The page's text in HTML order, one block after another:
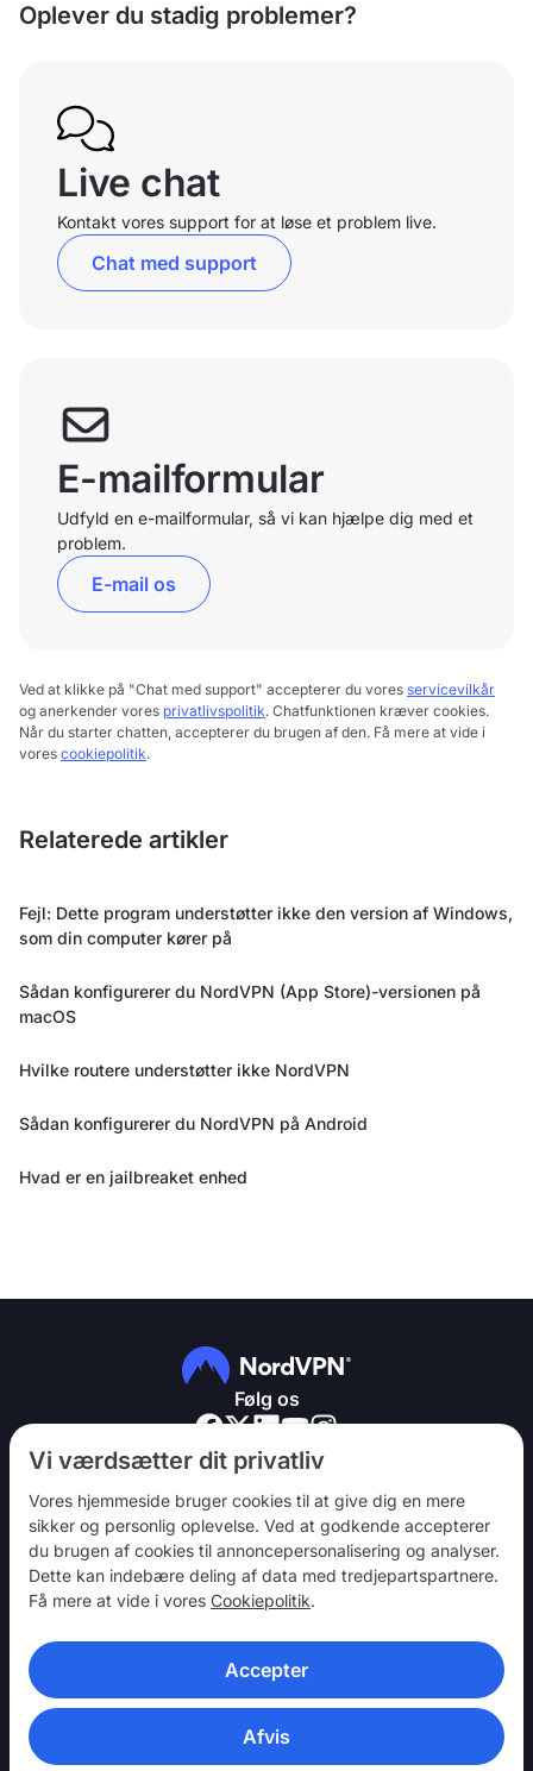
Vi værdsætter dit privatliv
Vores hjemmeside bruger cookies til at give dig en mere
sikker og personlig oplevelse. Ved at godkende accepterer
du brugen af ​​cookies til annoncepersonalisering og analyser.
Dette kan indebære deling af data med tredjepartspartnere.
Få mere at vide i vores Cookiepolitik.
Accepter
Afvis
Oplever du stadig problemer?
Live chat
Kontakt vores support for at løse et problem live.
Chat med support
E-mailformular
Udfyld en e-mailformular, så vi kan hjælpe dig med et
problem.
E-mail os
Ved at klikke på "Chat med support" accepterer du vores servicevilkår
og anerkender vores privatlivspolitik. Chatfunktionen kræver cookies.
Når du starter chatten, accepterer du brugen af den. Få mere at vide i
vores cookiepolitik.
Relaterede artikler
Fejl: Dette program understøtter ikke den version af Windows,
som din computer kører på
Sådan konfigurerer du NordVPN (App Store)-versionen på
macOS
Hvilke routere understøtter ikke NordVPN
Sådan konfigurerer du NordVPN på Android
Hvad er en jailbreaket enhed
Følg os
NordVPN
Vær med
Hjælp
Opdag
VPN-APPS